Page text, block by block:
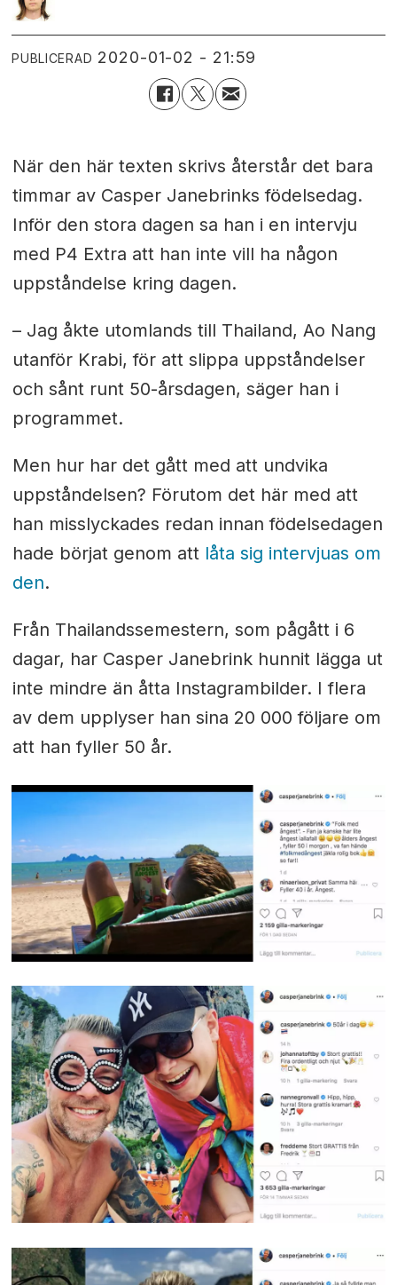
PUBLICERAD 2020-01-02 - 21:59
När den här texten skrivs återstår det bara
timmar av Casper Janebrinks födelsedag.
Inför den stora dagen sa han i en intervju
med P4 Extra att han inte vill ha någon
uppståndelse kring dagen.
– Jag åkte utomlands till Thailand, Ao Nang
utanför Krabi, för att slippa uppståndelser
och sånt runt 50-årsdagen, säger han i
programmet.
Men hur har det gått med att undvika
uppståndelsen? Förutom det här med att
han misslyckades redan innan födelsedagen
hade börjat genom att låta sig intervjuas om
den.
Från Thailandssemestern, som pågått i 6
dagar, har Casper Janebrink hunnit lägga ut
inte mindre än åtta Instagrambilder. I flera
av dem upplyser han sina 20 000 följare om
att han fyller 50 år.